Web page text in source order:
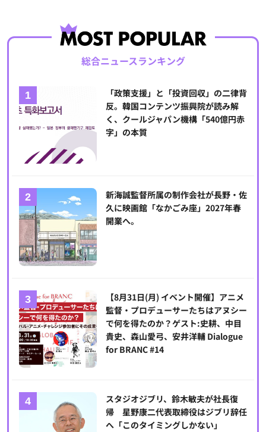
総合ニュースランキング
「政策支援」と「投資回収」の二律背
反。韓国コンテンツ振興院が読み解
く、クールジャパン機構「540億円赤
字」の本質
新海誠監督所属の制作会社が長野・佐
久に映画館「なかごみ座」2027年春
開業へ。
【8月31日(月) イベント開催】アニメ
監督・プロデューサーたちはアヌシー
で何を得たのか？ゲスト:史耕、中目
貴史、森山愛弓、安井洋輔 Dialogue
for BRANC #14
スタジオジブリ、鈴木敏夫が社長復
帰 星野康二代表取締役はジブリ辞任
へ「このタイミングしかない」